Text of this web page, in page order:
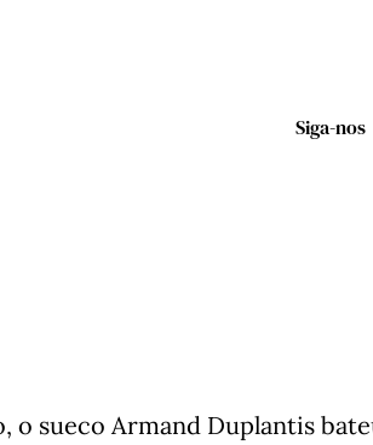
Siga-nos
o sueco Armand Duplantis